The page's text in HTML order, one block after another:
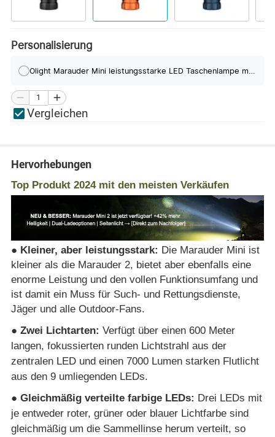
Personalisierung
Vergleichen
Hervorhebungen
Top Produkt 2024 mit den meisten Verkäufen
● Kleiner, aber leistungsstark: Die Marauder Mini ist
kleiner als die Marauder 2, bietet aber ebenfalls eine
enorme Leistung und den vollen Funktionsumfang und
ist damit ein Muss für Such- und Rettungsdienste,
Jäger und alle Outdoor-Fans.
● Zwei Lichtarten: Verfügt über einen 600 Meter
langen, fokussierten runden Lichtstrahl aus der
zentralen LED und einen 7000 Lumen starken Flutlicht
aus den 9 umliegenden LEDs.
● Gleichmäßig verteilte farbige LEDs: Drei LEDs mit
je entweder roter, grüner oder blauer Lichtfarbe sind
gleichmäßig um die Sammellinse herum verteilt, so